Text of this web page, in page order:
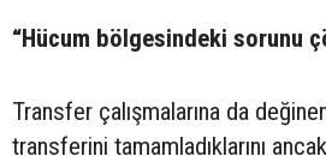
“Hücum bölgesindeki sorunu
Transfer çalışmalarına da
transferini tamamladıklarını